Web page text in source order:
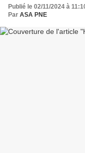
Publié le 02/11/2024 à
Par ASA PNE